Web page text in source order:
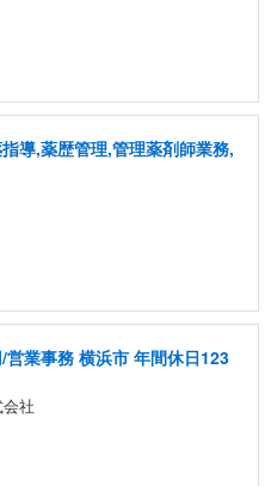
導,薬歴管理,管理薬剤師業務,
業事務 横浜市 年間休日123
社